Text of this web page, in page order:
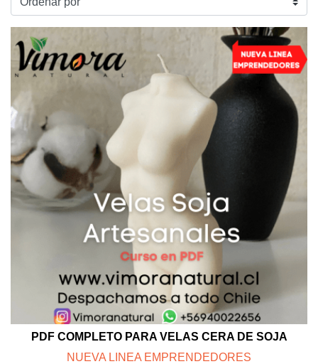
PDF COMPLETO PARA VELAS CERA DE SOJA
NUEVA LINEA EMPRENDEDORES